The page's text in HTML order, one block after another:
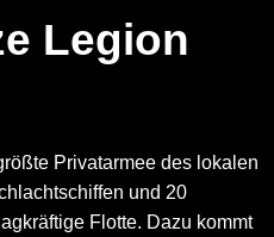
Legion
Privatarmee des lokalen
und 20
Flotte. Dazu kommt